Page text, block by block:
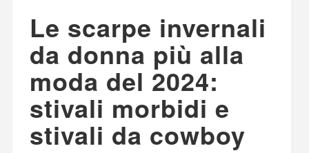
Le scarpe invernali
da donna più alla
moda del 2024:
stivali morbidi e
stivali da cowboy